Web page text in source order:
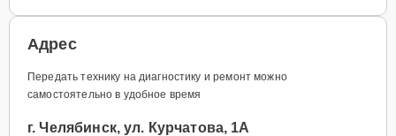
Адрес
Передать технику на диагностику и ремонт можно
самостоятельно в удобное время
г. Челябинск, ул. Курчатова, 1А